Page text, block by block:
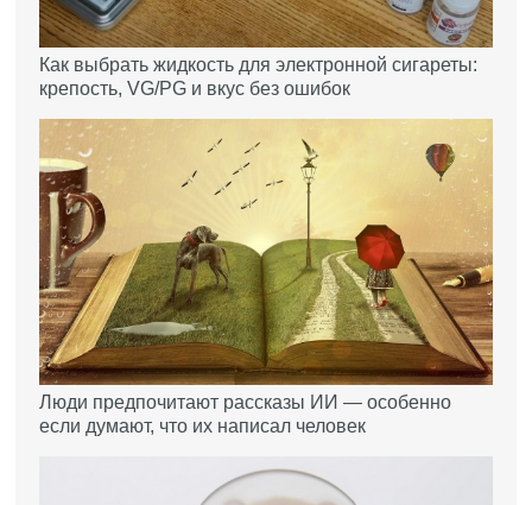
Как выбрать жидкость для электронной сигареты:
крепость, VG/PG и вкус без ошибок
Люди предпочитают рассказы ИИ — особенно
если думают, что их написал человек